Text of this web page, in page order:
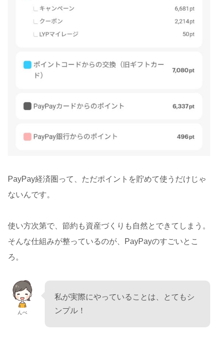
PayPay経済圏って、ただポイントを貯めて使うだけじゃ
ないんです。
使い方次第で、節約も資産づくりも自然とできてしまう。
そんな仕組みが整っているのが、PayPayのすごいとこ
ろ。
んぺ
私が実際にやっていることは、とてもシ
ンプル！